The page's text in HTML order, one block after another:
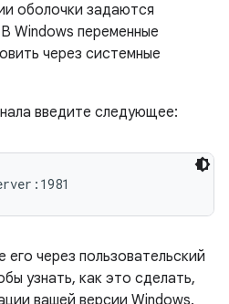
оболочки задаются
Windows переменные
через системные
введите следующее:
его через пользовательский
узнать, как это сделать,
вашей версии Windows.